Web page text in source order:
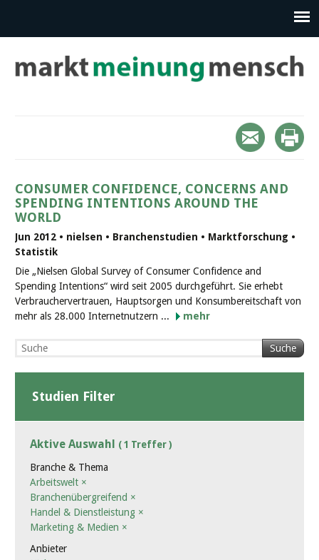
CONSUMER CONFIDENCE, CONCERNS AND
SPENDING INTENTIONS AROUND THE
WORLD
Jun 2012 • nielsen • Branchenstudien • Marktforschung •
Statistik
Die „Nielsen Global Survey of Consumer Confidence and
Spending Intentions“ wird seit 2005 durchgeführt. Sie erhebt
Verbrauchervertrauen, Hauptsorgen und Konsumbereitschaft von
mehr als 28.000 Internetnutzern ...
mehr
Suche
Studien Filter
Aktive Auswahl ( 1 Treffer )
Branche & Thema
Arbeitswelt ×
Branchenübergreifend ×
Handel & Dienstleistung ×
Marketing & Medien ×
Anbieter